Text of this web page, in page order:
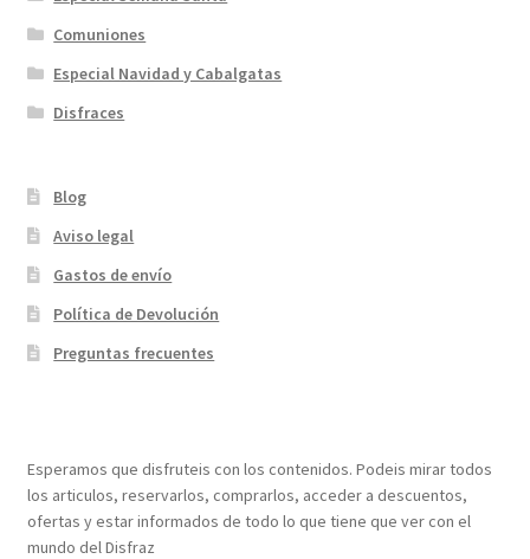
Comuniones
Especial Navidad y Cabalgatas
Disfraces
Blog
Aviso legal
Gastos de envío
Política de Devolución
Preguntas frecuentes
Esperamos que disfruteis con los contenidos. Podeis mirar todos
los articulos, reservarlos, comprarlos, acceder a descuentos,
ofertas y estar informados de todo lo que tiene que ver con el
mundo del Disfraz